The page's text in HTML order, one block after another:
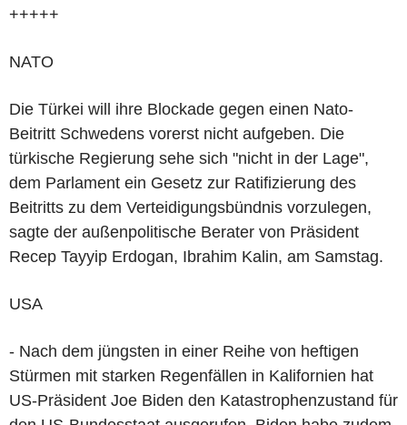
+++++
NATO
Die Türkei will ihre Blockade gegen einen Nato-
Beitritt Schwedens vorerst nicht aufgeben. Die
türkische Regierung sehe sich "nicht in der Lage",
dem Parlament ein Gesetz zur Ratifizierung des
Beitritts zu dem Verteidigungsbündnis vorzulegen,
sagte der außenpolitische Berater von Präsident
Recep Tayyip Erdogan, Ibrahim Kalin, am Samstag.
USA
- Nach dem jüngsten in einer Reihe von heftigen
Stürmen mit starken Regenfällen in Kalifornien hat
US-Präsident Joe Biden den Katastrophenzustand für